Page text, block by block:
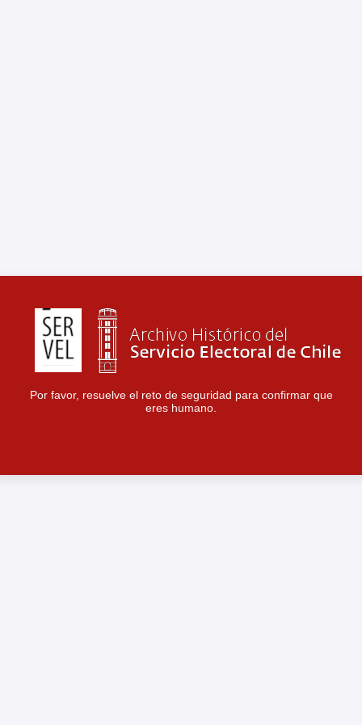
Por favor, resuelve el reto de seguridad para confirmar que
eres humano.